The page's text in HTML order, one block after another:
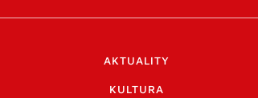
AKTUALITY
KULTURA